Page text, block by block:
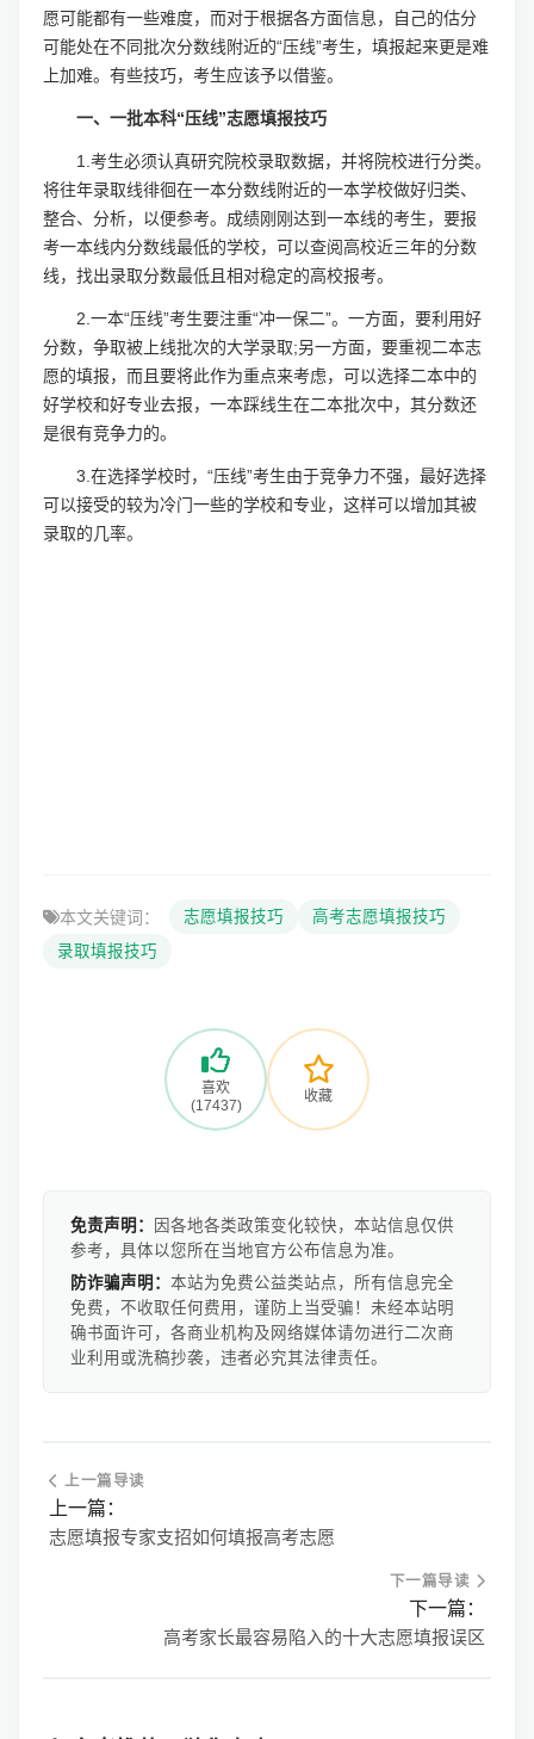
愿可能都有一些难度，而对于根据各方面信息，自己的估分
可能处在不同批次分数线附近的“压线”考生，填报起来更是难
上加难。有些技巧，考生应该予以借鉴。
一、一批本科“压线”志愿填报技巧
1.考生必须认真研究院校录取数据，并将院校进行分类。
将往年录取线徘徊在一本分数线附近的一本学校做好归类、
整合、分析，以便参考。成绩刚刚达到一本线的考生，要报
考一本线内分数线最低的学校，可以查阅高校近三年的分数
线，找出录取分数最低且相对稳定的高校报考。
2.一本“压线”考生要注重“冲一保二”。一方面，要利用好
分数，争取被上线批次的大学录取;另一方面，要重视二本志
愿的填报，而且要将此作为重点来考虑，可以选择二本中的
好学校和好专业去报，一本踩线生在二本批次中，其分数还
是很有竞争力的。
3.在选择学校时，“压线”考生由于竞争力不强，最好选择
可以接受的较为冷门一些的学校和专业，这样可以增加其被
录取的几率。
本文关键词： 志愿填报技巧
高考志愿填报技巧
录取填报技巧
喜欢
(17437)
收藏
免责声明：
因各地各类政策变化较快，本站信息仅供
参考，具体以您所在当地官方公布信息为准。
防诈骗声明： 本站为免费公益类站点，所有信息完全
免费，不收取任何费用，谨防上当受骗！未经本站明
确书面许可，各商业机构及网络媒体请勿进行二次商
业利用或洗稿抄袭，违者必究其法律责任。
上一篇导读
上一篇：
志愿填报专家支招如何填报高考志愿
下一篇导读
下一篇：
高考家长最容易陷入的十大志愿填报误区